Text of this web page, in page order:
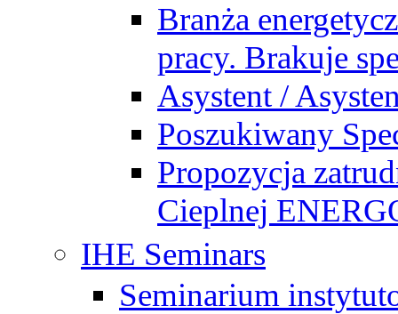
Branża
pracy. Brakuje
Asystent /
Poszukiwany
Propozycja
Cieplnej
IHE Seminars
Seminarium